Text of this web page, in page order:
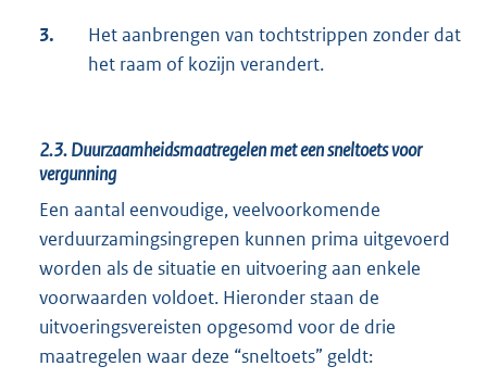
3.
Het aanbrengen van tochtstrippen zonder dat
het raam of kozijn verandert.
2.3.Duurzaamheidsmaatregelen met een sneltoets voor
vergunning
Een aantal eenvoudige, veelvoorkomende
verduurzamingsingrepen kunnen prima uitgevoerd
worden als de situatie en uitvoering aan enkele
voorwaarden voldoet. Hieronder staan de
uitvoeringsvereisten opgesomd voor de drie
maatregelen waar deze “sneltoets” geldt: